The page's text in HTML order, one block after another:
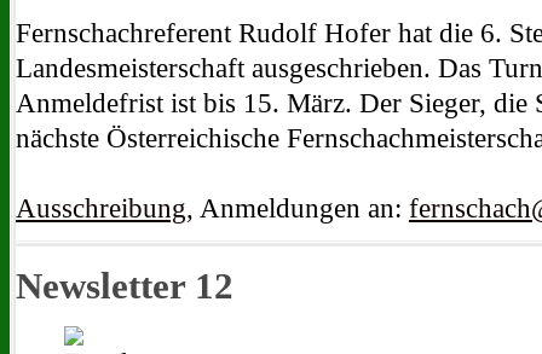
Fernschachreferent Rudolf Hofer hat die 6.
Landesmeisterschaft ausgeschrieben. Das
Anmeldefrist ist bis 15. März. Der Sieger,
nächste Österreichische
Ausschreibung, Anmeldungen an:
Newsletter 12